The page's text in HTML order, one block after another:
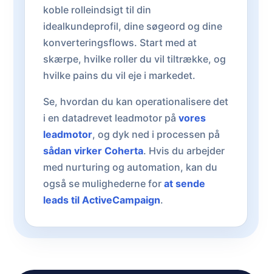
koble rolleindsigt til din
idealkundeprofil, dine søgeord og dine
konverteringsflows. Start med at
skærpe, hvilke roller du vil tiltrække, og
hvilke pains du vil eje i markedet.
Se, hvordan du kan operationalisere det
i en datadrevet leadmotor på vores
leadmotor, og dyk ned i processen på
sådan virker Coherta. Hvis du arbejder
med nurturing og automation, kan du
også se mulighederne for at sende
leads til ActiveCampaign.